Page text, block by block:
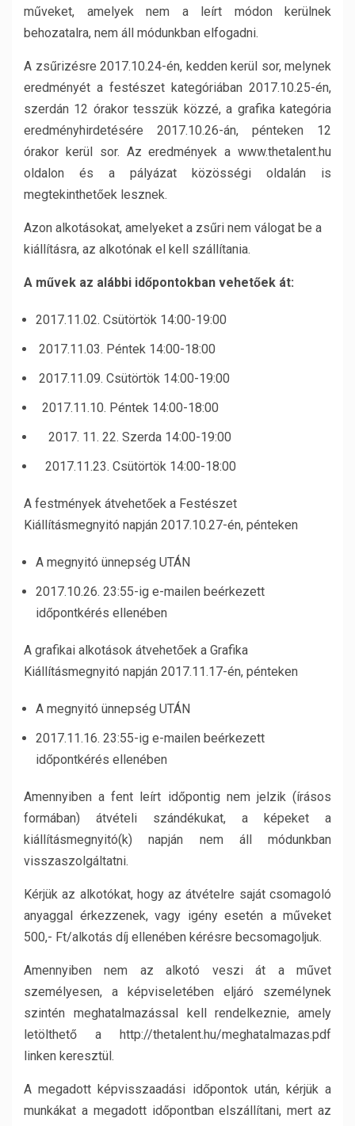
műveket, amelyek nem a leírt módon kerülnek
behozatalra, nem áll módunkban elfogadni.
A zsűrizésre 2017.10.24-én, kedden kerül sor, melynek
eredményét a festészet kategóriában 2017.10.25-én,
szerdán 12 órakor tesszük közzé, a grafika kategória
eredményhirdetésére 2017.10.26-án, pénteken 12
órakor kerül sor. Az eredmények a www.thetalent.hu
oldalon és a pályázat közösségi oldalán is
megtekinthetőek lesznek.
Azon alkotásokat, amelyeket a zsűri nem válogat be a
kiállításra, az alkotónak el kell szállítania.
A művek az alábbi időpontokban vehetőek át:
2017.11.02. Csütörtök 14:00-19:00
2017.11.03. Péntek 14:00-18:00
2017.11.09. Csütörtök 14:00-19:00
2017.11.10. Péntek 14:00-18:00
2017. 11. 22. Szerda 14:00-19:00
2017.11.23. Csütörtök 14:00-18:00
A festmények átvehetőek a Festészet
Kiállításmegnyitó napján 2017.10.27-én, pénteken
A megnyitó ünnepség UTÁN
2017.10.26. 23:55-ig e-mailen beérkezett
időpontkérés ellenében
A grafikai alkotások átvehetőek a Grafika
Kiállításmegnyitó napján 2017.11.17-én, pénteken
A megnyitó ünnepség UTÁN
2017.11.16. 23:55-ig e-mailen beérkezett
időpontkérés ellenében
Amennyiben a fent leírt időpontig nem jelzik (írásos
formában) átvételi szándékukat, a képeket a
kiállításmegnyitó(k) napján nem áll módunkban
visszaszolgáltatni.
Kérjük az alkotókat, hogy az átvételre saját csomagoló
anyaggal érkezzenek, vagy igény esetén a műveket
500,- Ft/alkotás díj ellenében kérésre becsomagoljuk.
Amennyiben nem az alkotó veszi át a művet
személyesen, a képviseletében eljáró személynek
szintén meghatalmazással kell rendelkeznie, amely
letölthető a http://thetalent.hu/meghatalmazas.pdf
linken keresztül.
A megadott képvisszaadási időpontok után, kérjük a
munkákat a megadott időpontban elszállítani, mert az